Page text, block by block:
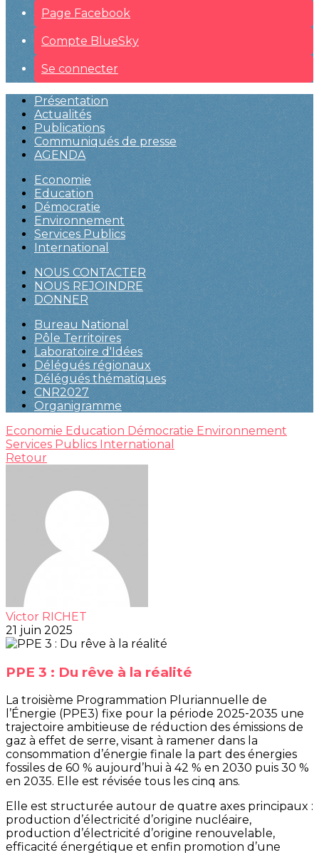
Page Facebook
Compte BlueSky
Se connecter
Présentation
Actualités
Publications
Communiqués de presse
AGENDA
Economie
Education
Démocratie
Environnement
Services Publics
International
NOUS CONTACTER
NOUS REJOINDRE
DONNER
Bureau National
Pôle Territoires
Laboratoire d'Idées
Délégués régionaux
Délégués thématiques
CNR2027
Organigramme
Economie Education Démocratie Environnement
Services Publics International
Retour
Victor RICHET
21 juin 2025
PPE 3 : Du rêve à la réalité
La troisième Programmation Pluriannuelle de
l’Énergie (PPE3) fixe pour la période 2025‑2035 une
trajectoire ambitieuse de réduction des émissions de
gaz à effet de serre, visant à ramener dans la
consommation d’énergie finale la part des énergies
fossiles de 60 % aujourd’hui à 42 % en 2030 puis 30 %
en 2035. Elle est révisée tous les cinq ans.
Elle est structurée autour de quatre axes principaux :
production d’électricité d’origine nucléaire,
production d’électricité d’origine renouvelable,
efficacité énergétique et enfin promotion d’une